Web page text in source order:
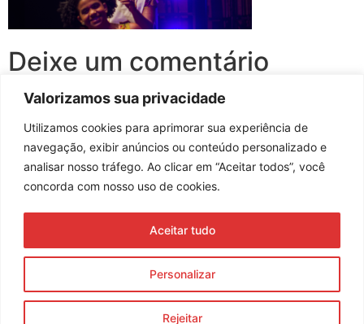
Valorizamos sua privacidade
Utilizamos cookies para aprimorar sua experiência de
navegação, exibir anúncios ou conteúdo personalizado e
analisar nosso tráfego. Ao clicar em “Aceitar todos”, você
concorda com nosso uso de cookies.
Personalizar
Rejeitar
Aceitar tudo
Deixe um comentário
Você precisa fazer o loginpara publicar um comentário.
Assine nossa newsletter
Enviar
© 2023 Morente Forte. Todos os direitos reservados